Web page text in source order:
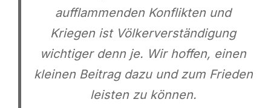
aufflammenden Konflikten und
Kriegen ist Völkerverständigung
wichtiger denn je. Wir hoffen, einen
kleinen Beitrag dazu und zum Frieden
leisten zu können.